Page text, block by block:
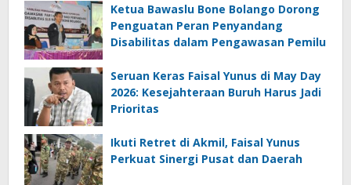
Ketua Bawaslu Bone Bolango Dorong
Penguatan Peran Penyandang
Disabilitas dalam Pengawasan Pemilu
Seruan Keras Faisal Yunus di May Day
2026: Kesejahteraan Buruh Harus Jadi
Prioritas
Ikuti Retret di Akmil, Faisal Yunus
Perkuat Sinergi Pusat dan Daerah